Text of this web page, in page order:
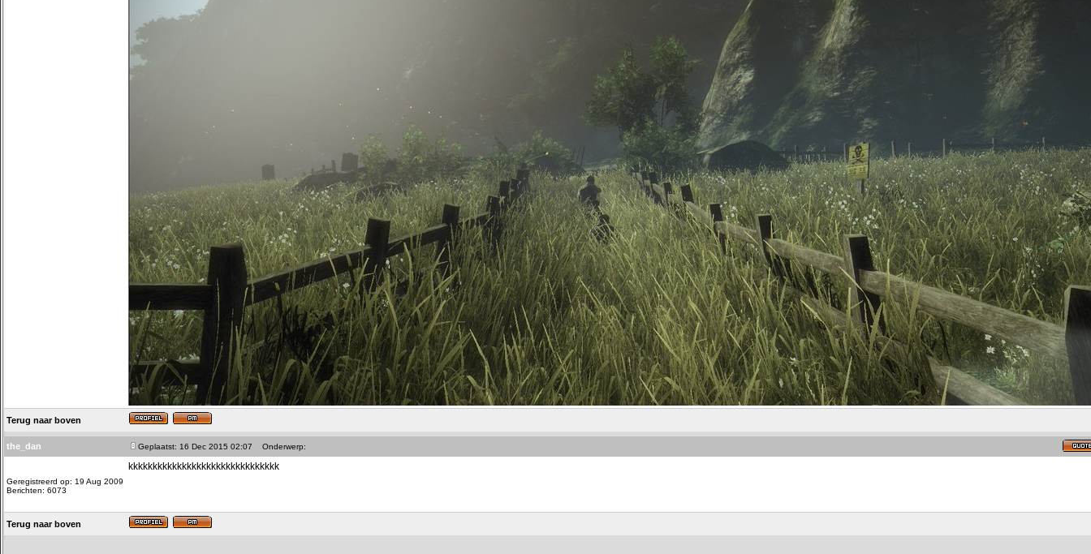
Terug naar boven
the_dan Geplaatst: 16 Dec 2015 02:07 Onderwerp:
Geregistreerd op: 19 Aug 2009
Berichten: 6073
kkkkkkkkkkkkkkkkkkkkkkkkkkkkkkk
Terug naar boven